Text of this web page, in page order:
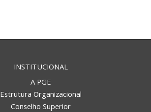
INSTITUCIONAL
A PGE
Estrutura Organizacional
Conselho Superior